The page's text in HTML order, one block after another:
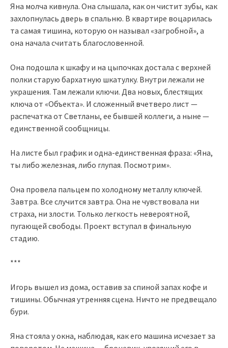
Яна молча кивнула. Она слышала, как он чистит зубы, как
захлопнулась дверь в спальню. В квартире воцарилась
та самая тишина, которую он называл «загробной», а
она начала считать благословенной.
Она подошла к шкафу и на цыпочках достала с верхней
полки старую бархатную шкатулку. Внутри лежали не
украшения. Там лежали ключи. Два новых, блестящих
ключа от «Объекта». И сложенный вчетверо лист —
распечатка от Светланы, ее бывшей коллеги, а ныне —
единственной сообщницы.
На листе был график и одна-единственная фраза: «Яна,
ты либо железная, либо глупая. Посмотрим».
Она провела пальцем по холодному металлу ключей.
Завтра. Все случится завтра. Она не чувствовала ни
страха, ни злости. Только легкость невероятной,
пугающей свободы. Проект вступал в финальную
стадию.
***
Игорь вышел из дома, оставив за спиной запах кофе и
тишины. Обычная утренняя сцена. Ничто не предвещало
бури.
Яна стояла у окна, наблюдая, как его машина исчезает за